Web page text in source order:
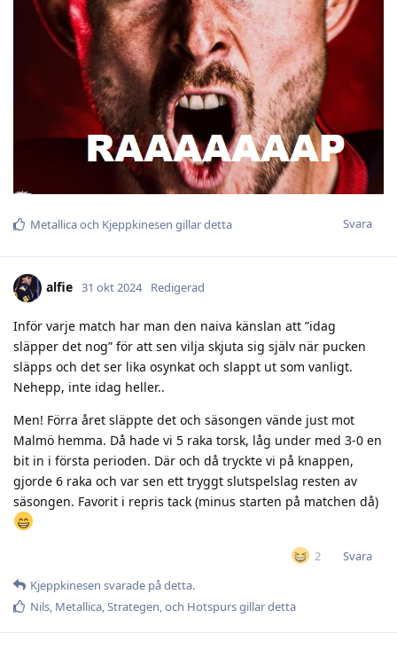
Svara
Metallicaoch Kjeppkinesen gillar detta
alfie 31 okt 2024 Redigerad
Inför varje match har man den naiva känslan att ”idag
släpper det nog” för att sen vilja skjuta sig själv när pucken
släpps och det ser lika osynkat och slappt ut som vanligt.
Nehepp, inte idag heller..
Men! Förra året släppte det och säsongen vände just mot
Malmö hemma. Då hade vi 5 raka torsk, låg under med 3-0 en
bit in i första perioden. Där och då tryckte vi på knappen,
gjorde 6 raka och var sen ett tryggt slutspelslag resten av
säsongen. Favorit i repris tack (minus starten på matchen då)
2
Svara
Kjeppkinesen svarade på detta.
Nils, Metallica,Strategen, och Hotspursgillar detta